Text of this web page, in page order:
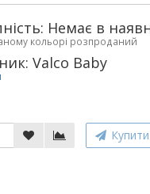
Немає в
кольорі розпроданий
Valco Baby